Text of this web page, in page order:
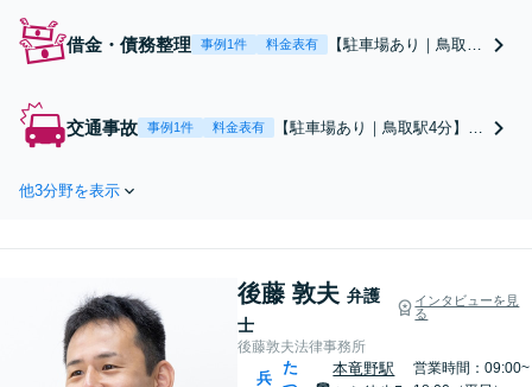
借金・債務整理 事例1件 料金表有
【駐車場あり｜鳥取駅
破産の実績多数！「後
相談ください。
交通事故 事例1件 料金表有
【駐車場あり｜鳥取駅4分】
定／診断書の作成〜認定申請
と交渉し、最大限の賠償金獲
他3分野を表示
後藤 敦夫 弁護
士
インタビューを見
る
後藤敦夫法律事務所
兵
た
本竜野駅
営業時間：09:00~